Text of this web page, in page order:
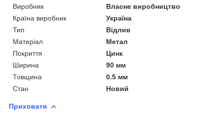
Виробник
Власне виробництво
Країна виробник
Україна
Тип
Відлив
Матеріал
Метал
Покриття
Цинк
Ширина
90 мм
Товщина
0.5 мм
Стан
Новий
Приховати